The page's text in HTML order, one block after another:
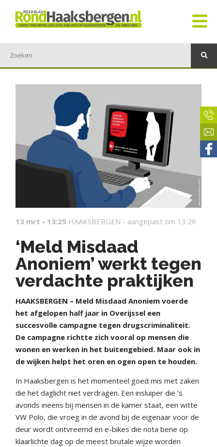
13 mrt - 13:25 HAAKSBERGEN - aangepast om 13:26
‘Meld Misdaad
Anoniem’ werkt tegen
verdachte praktijken
HAAKSBERGEN – Meld Misdaad Anoniem voerde
het afgelopen half jaar in Overijssel een
succesvolle campagne tegen drugscriminaliteit.
De campagne richtte zich vooral op mensen die
wonen en werken in het buitengebied. Maar ook in
de wijken helpt het oren en ogen open te houden.
In Haaksbergen is het momenteel goed mis met zaken
die het daglicht niet verdragen. Een insluiper die ’s
avonds ineens bij mensen in de kamer staat, een witte
VW Polo, die vroeg in de avond bij de eigenaar voor de
deur wordt ontvreemd en e-bikes die nota bene op
klaarlichte dag op de meest brutale wijze worden